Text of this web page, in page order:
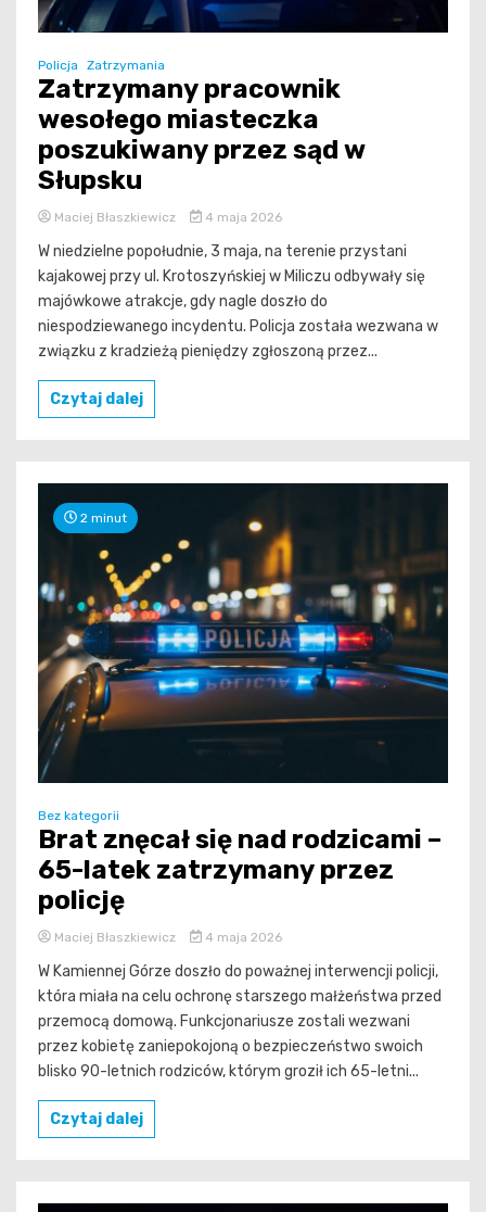
Policja Zatrzymania
Zatrzymany pracownik
wesołego miasteczka
poszukiwany przez sąd w
Słupsku
Maciej Błaszkiewicz 4 maja 2026
W niedzielne popołudnie, 3 maja, na terenie przystani
kajakowej przy ul. Krotoszyńskiej w Miliczu odbywały się
majówkowe atrakcje, gdy nagle doszło do
niespodziewanego incydentu. Policja została wezwana w
związku z kradzieżą pieniędzy zgłoszoną przez...
Czytaj dalej
2 minut
Bez kategorii
Brat znęcał się nad rodzicami –
65-latek zatrzymany przez
policję
Maciej Błaszkiewicz 4 maja 2026
W Kamiennej Górze doszło do poważnej interwencji policji,
która miała na celu ochronę starszego małżeństwa przed
przemocą domową. Funkcjonariusze zostali wezwani
przez kobietę zaniepokojoną o bezpieczeństwo swoich
blisko 90-letnich rodziców, którym groził ich 65-letni...
Czytaj dalej